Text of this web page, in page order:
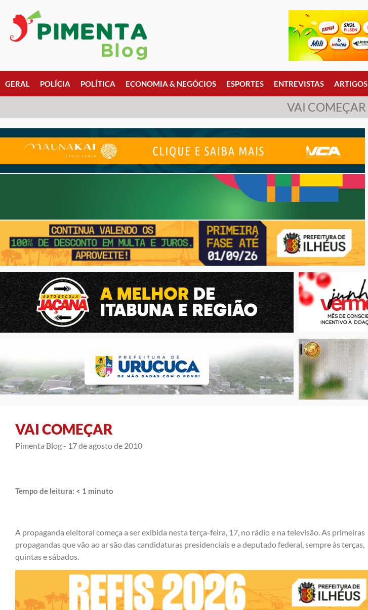
GERAL POLÍCIA POLÍTICA ECONOMIA & NEGÓCIOS ESPORTES ENTREVISTAS ARTIGOS
VAI COMEÇAR
VAI COMEÇAR
Pimenta Blog - 17 de agosto de 2010
Tempo de leitura: < 1 minuto
A propaganda eleitoral começa a ser exibida nesta terça-feira, 17, no rádio e na televisão. As primeiras
propagandas que vão ao ar são das candidaturas presidenciais e a deputado federal, sempre às terças,
quintas e sábados.